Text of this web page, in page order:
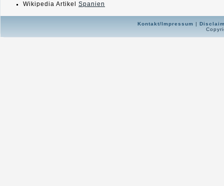
Wikipedia Artikel Spanien
Kontakt/Impressum |